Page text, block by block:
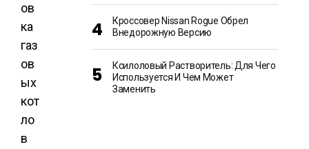
ов
ка
газ
ов
ых
кот
ло
в
Кроссовер Nissan Rogue Обрел
Внедорожную Версию
Ксилоловый Растворитель: Для Чего
Используется И Чем Может
Заменить